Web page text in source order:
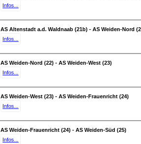
Infos...
AS Altenstadt a.d. Waldnaab (21b) - AS Weiden-Nord
Infos...
AS Weiden-Nord (22) - AS Weiden-West (23)
Infos...
AS Weiden-West (23) - AS Weiden-Frauenricht (24)
Infos...
AS Weiden-Frauenricht (24) - AS Weiden-Süd (25)
Infos...